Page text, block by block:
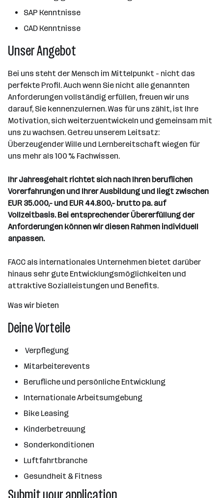
SAP Kenntnisse
CAD Kenntnisse
Unser Angebot
Bei uns steht der Mensch im Mittelpunkt - nicht das
perfekte Profil. Auch wenn Sie nicht alle genannten
Anforderungen vollständig erfüllen, freuen wir uns
darauf, Sie kennenzulernen. Was für uns zählt, ist Ihre
Motivation, sich weiterzuentwickeln und gemeinsam mit
uns zu wachsen. Getreu unserem Leitsatz:
Überzeugender Wille und Lernbereitschaft wiegen für
uns mehr als 100 % Fachwissen.
Ihr Jahresgehalt richtet sich nach Ihren beruflichen
Vorerfahrungen und Ihrer Ausbildung und liegt zwischen
EUR 35.000,- und EUR 44.800,- brutto pa. auf
Vollzeitbasis. Bei entsprechender Übererfüllung der
Anforderungen können wir diesen Rahmen individuell
anpassen.
FACC als internationales Unternehmen bietet darüber
hinaus sehr gute Entwicklungsmöglichkeiten und
attraktive Sozialleistungen und Benefits.
Was wir bieten
Deine Vorteile
Verpflegung
Mitarbeiterevents
Berufliche und persönliche Entwicklung
Internationale Arbeitsumgebung
Bike Leasing
Kinderbetreuung
Sonderkonditionen
Luftfahrtbranche
Gesundheit & Fitness